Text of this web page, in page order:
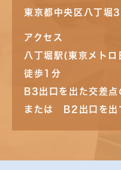
東京都中央区八丁
アクセス
八丁堀駅(東京メト
徒歩1分
B3出口を出た交差点
または B2出口を出